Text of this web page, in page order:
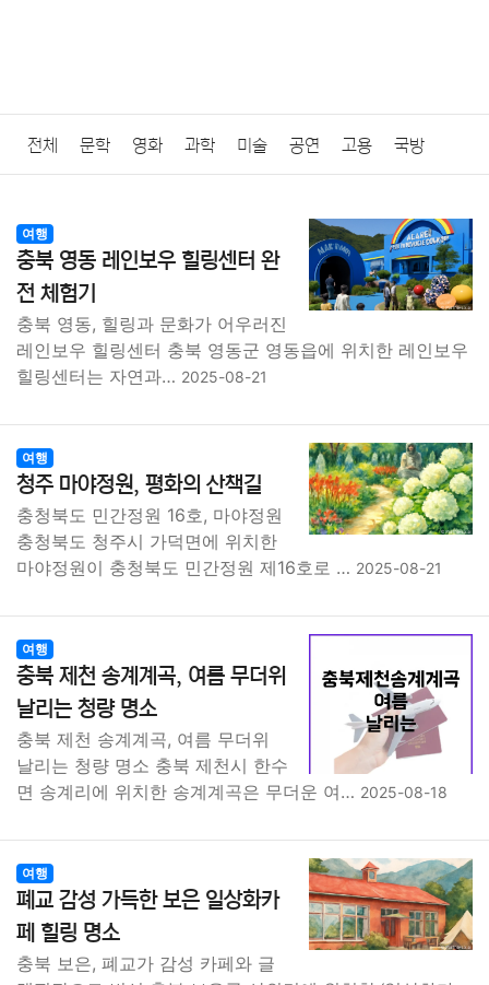
전체 문학 영화 과학 미술 공연 고용 국방
질병 가요 방송 일상 주식 암호화폐 블록체인
결혼 육아 반려동물 패션 미용
요리 상품리뷰 원예 금융
대출 IT 컴퓨터 기술
종교 사회 정치 건강 의료 의학 경제 마케팅
부동산 외국어 교육 교통 생활 기타
여행
충북 영동 레인보우 힐링센터 완
전 체험기
충북 영동, 힐링과 문화가 어우러진
레인보우 힐링센터 충북 영동군 영동읍에 위치한 레인보우
힐링센터는 자연과… 2025-08-21
여행
청주 마야정원, 평화의 산책길
충청북도 민간정원 16호, 마야정원
충청북도 청주시 가덕면에 위치한
마야정원이 충청북도 민간정원 제16호로 … 2025-08-21
여행
충북 제천 송계계곡, 여름 무더위
날리는 청량 명소
충북 제천 송계계곡, 여름 무더위
날리는 청량 명소 충북 제천시 한수
면 송계리에 위치한 송계계곡은 무더운 여… 2025-08-18
여행
폐교 감성 가득한 보은 일상화카
페 힐링 명소
충북 보은, 폐교가 감성 카페와 글